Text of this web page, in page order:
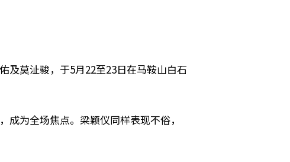
及莫沚骏，于5月22至23日在马鞍山白石
为全场焦点。梁颖仪同样表现不俗，